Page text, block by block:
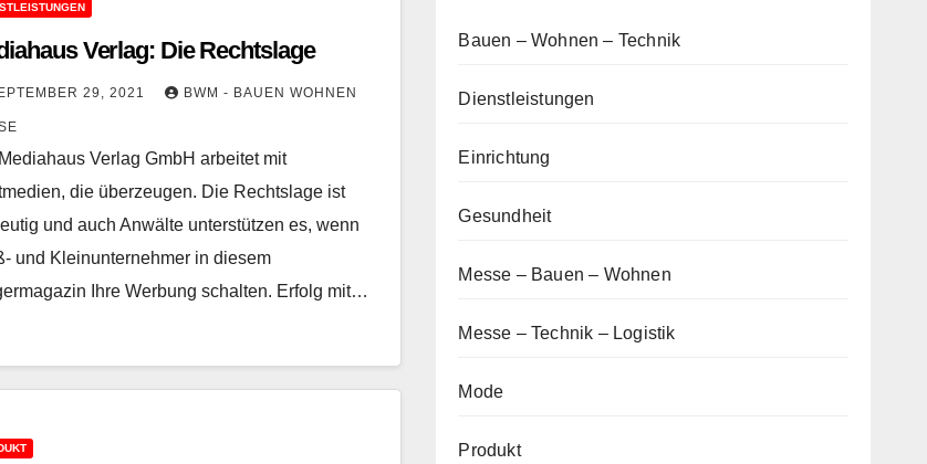
Verlag: Die Rechtslage
29, 2021 BWM - BAUEN WOHNEN
Verlag GmbH arbeitet mit
die überzeugen. Die Rechtslage ist
und auch Anwälte unterstützen es, wenn
und Kleinunternehmer in diesem
Ihre Werbung schalten. Erfolg mit…
Bauen – Wohnen – Technik
Dienstleistungen
Einrichtung
Gesundheit
Messe – Bauen – Wohnen
Messe – Technik – Logistik
Mode
Produkt